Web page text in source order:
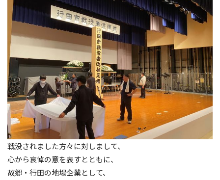
戦没されました方々に対しまして、
心から哀悼の意を表すとともに、
故郷・行田の地場企業として、